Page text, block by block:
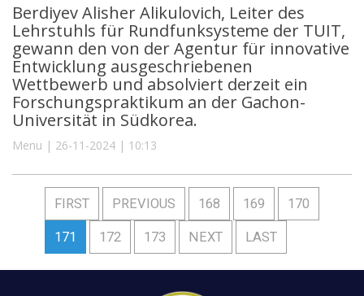
Berdiyev Alisher Alikulovich, Leiter des
Lehrstuhls für Rundfunksysteme der TUIT,
gewann den von der Agentur für innovative
Entwicklung ausgeschriebenen
Wettbewerb und absolviert derzeit ein
Forschungspraktikum an der Gachon-
Universität in Südkorea.
Menu | 26-11-2024 | 10:13
FIRST PREVIOUS 168 169 170
171 172 173 NEXT LAST